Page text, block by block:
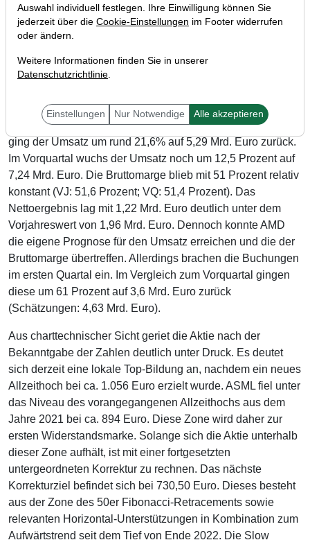
Der niederländische Halbleiterausrüster ASML (WKN:
des Geschäftsjahres 2024 bekannt gegeben und musste
einen deutlichen Umsatzrückgang hinnehmen. Demnach
ging der Umsatz um rund 21,6% auf 5,29 Mrd. Euro zurück.
Im Vorquartal wuchs der Umsatz noch um 12,5 Prozent auf
7,24 Mrd. Euro. Die Bruttomarge blieb mit 51 Prozent relativ
konstant (VJ: 51,6 Prozent; VQ: 51,4 Prozent). Das
Nettoergebnis lag mit 1,22 Mrd. Euro deutlich unter dem
Vorjahreswert von 1,96 Mrd. Euro. Dennoch konnte AMD
die eigene Prognose für den Umsatz erreichen und die der
Bruttomarge übertreffen. Allerdings brachen die Buchungen
im ersten Quartal ein. Im Vergleich zum Vorquartal gingen
diese um 61 Prozent auf 3,6 Mrd. Euro zurück
(Schätzungen: 4,63 Mrd. Euro).
Aus charttechnischer Sicht geriet die Aktie nach der
Bekanntgabe der Zahlen deutlich unter Druck. Es deutet
sich derzeit eine lokale Top-Bildung an, nachdem ein neues
Allzeithoch bei ca. 1.056 Euro erzielt wurde. ASML fiel unter
das Niveau des vorangegangenen Allzeithochs aus dem
Jahre 2021 bei ca. 894 Euro. Diese Zone wird daher zur
ersten Widerstandsmarke. Solange sich die Aktie unterhalb
dieser Zone aufhält, ist mit einer fortgesetzten
untergeordneten Korrektur zu rechnen. Das nächste
Korrekturziel befindet sich bei 730,50 Euro. Dieses besteht
aus der Zone des 50er Fibonacci-Retracements sowie
relevanten Horizontal-Unterstützungen in Kombination zum
Aufwärtstrend seit dem Tief von Ende 2022. Die Slow
Auswahl individuell festlegen. Ihre Einwilligung können Sie
jederzeit über die Cookie-Einstellungen im Footer widerrufen
oder ändern.
Weitere Informationen finden Sie in unserer
Datenschutzrichtlinie.
Einstellungen Nur Notwendige Alle akzeptieren